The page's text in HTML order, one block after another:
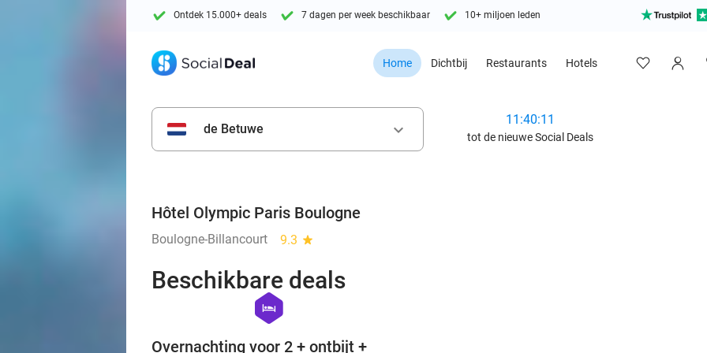
Ontdek 15.000+ deals 7 dagen per week beschikbaar 10+ miljoen leden
Home Dichtbij Restaurants Hotels
de Betuwe keyboard_arrow_down
11:40:09
tot de nieuwe Social Deals
Hôtel Olympic Paris Boulogne
Boulogne-Billancourt 9.3 star
Beschikbare deals
hexagon
hotel
Overnachting voor 2 + ontbijt +